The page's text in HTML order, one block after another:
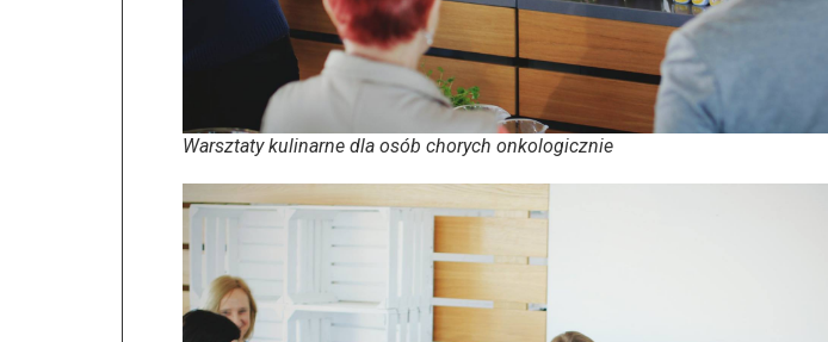
Warsztaty kulinarne dla osób chorych onkologicznie